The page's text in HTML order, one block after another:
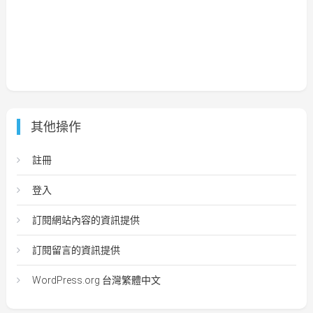
其他操作
註冊
登入
訂閱網站內容的資訊提供
訂閱留言的資訊提供
WordPress.org 台灣繁體中文